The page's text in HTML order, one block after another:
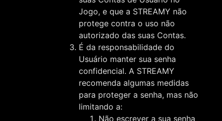
Jogo, e que a STREAMY não
protege contra o uso não
autorizado das suas Contas.
É da responsabilidade do
Usuário manter sua senha
confidencial. A STREAMY
recomenda algumas medidas
para proteger a senha, mas não
limitando a:
Não escrever a sua senha